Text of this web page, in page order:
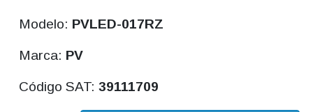
Modelo: PVLED-017RZ
Marca: PV
Código SAT:39111709